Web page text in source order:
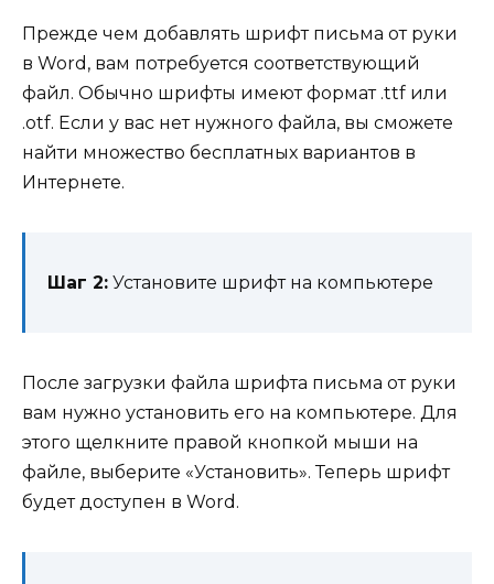
Прежде чем добавлять шрифт письма от руки
в Word, вам потребуется соответствующий
файл. Обычно шрифты имеют формат .ttf или
.otf. Если у вас нет нужного файла, вы сможете
найти множество бесплатных вариантов в
Интернете.
Шаг 2: Установите шрифт на компьютере
После загрузки файла шрифта письма от руки
вам нужно установить его на компьютере. Для
этого щелкните правой кнопкой мыши на
файле, выберите «Установить». Теперь шрифт
будет доступен в Word.